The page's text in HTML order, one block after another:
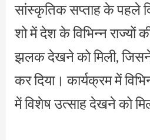
सांस्कृतिक सप्ताह के पहले
शो में देश के विभिन्न राज्यों
झलक देखने को मिली, जिसने
कर दिया। कार्यक्रम में
में विशेष उत्साह देखने को